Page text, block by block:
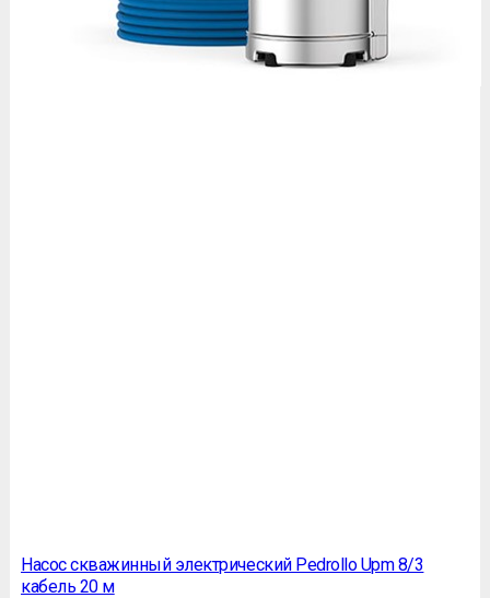
Насос скважинный электрический Pedrollo Upm 8/3
кабель 20 м